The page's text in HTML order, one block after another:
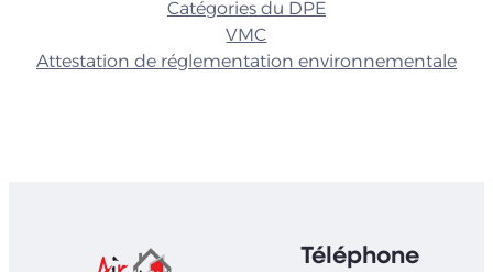
Catégories du DPE
VMC
Attestation de réglementation environnementale
Téléphone